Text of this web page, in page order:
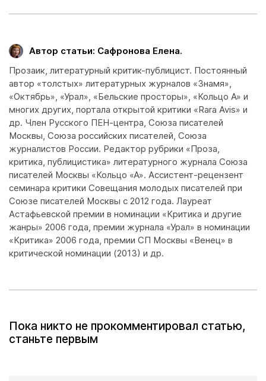
Автор статьи: Сафронова Елена.
Прозаик, литературный критик-публицист. Постоянный
автор «толстых» литературных журналов «Знамя»,
«Октябрь», «Урал», «Бельские просторы», «Кольцо А» и
многих других, портала открытой критики «Rara Avis» и
др. Член Русского ПЕН-центра, Союза писателей
Москвы, Союза российских писателей, Союза
журналистов России. Редактор рубрики «Проза,
критика, публицистика» литературного журнала Союза
писателей Москвы «Кольцо «А». Ассистент-рецензент
семинара критики Совещания молодых писателей при
Союзе писателей Москвы с 2012 года. Лауреат
Астафьевской премии в номинации «Критика и другие
жанры» 2006 года, премии журнала «Урал» в номинации
«Критика» 2006 года, премии СП Москвы «Венец» в
критической номинации (2013) и др.
Пока никто не прокомментировал статью,
станьте первым